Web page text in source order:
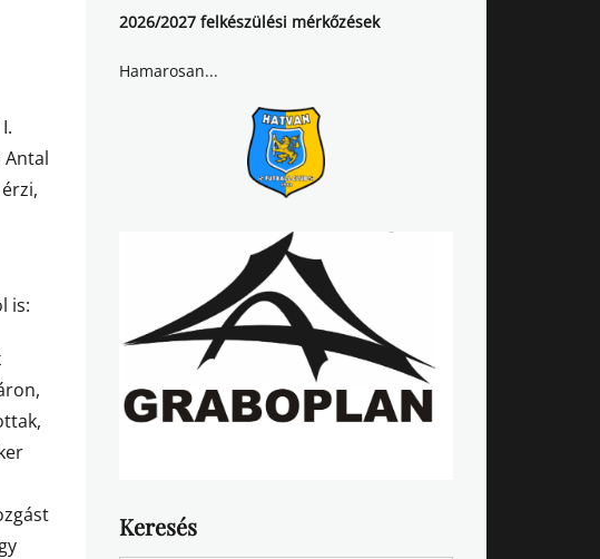
Antal
is:
2026/2027 felkészülési mérkőzések
Hamarosan...
Keresés